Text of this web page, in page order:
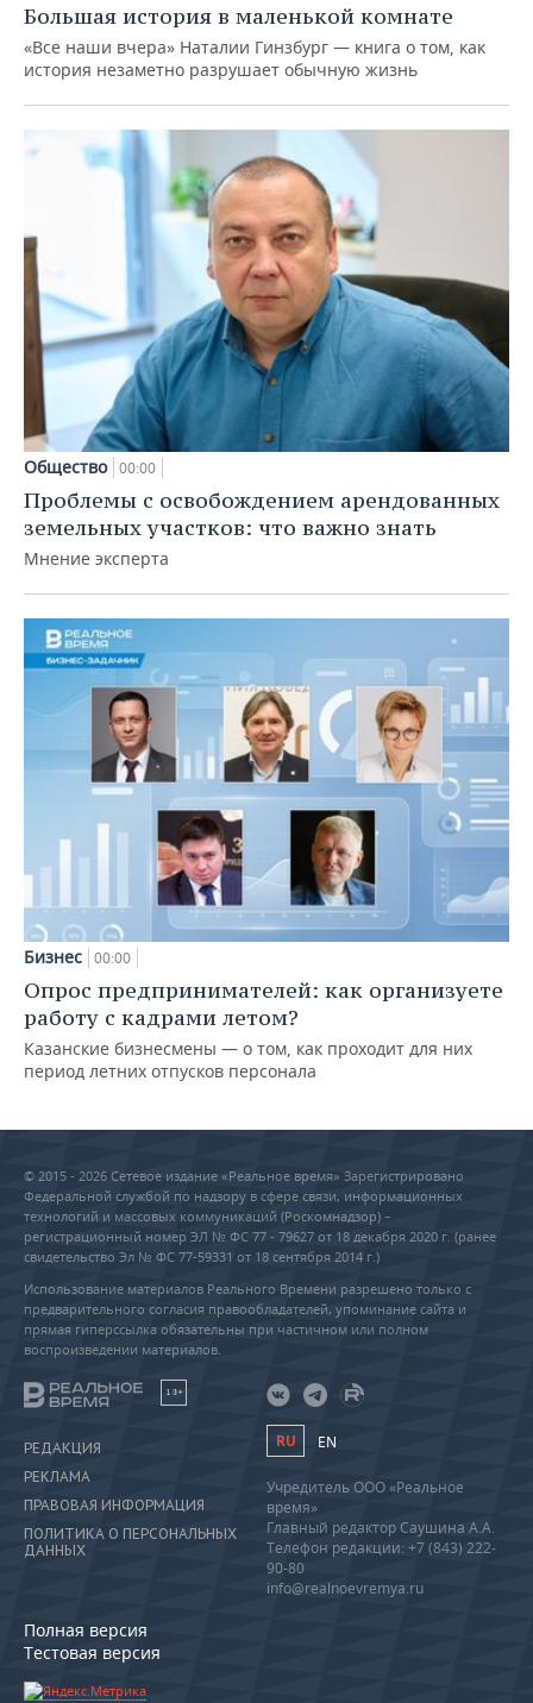
Большая история в маленькой комнате
«Все наши вчера» Наталии Гинзбург — книга о том, как
история незаметно разрушает обычную жизнь
Общество 00:00
Проблемы с освобождением арендованных
земельных участков: что важно знать
Мнение эксперта
Бизнес 00:00
Опрос предпринимателей: как организуете
работу с кадрами летом?
Казанские бизнесмены — о том, как проходит для них
период летних отпусков персонала
© 2015 - 2026 Сетевое издание «Реальное время» Зарегистрировано
Федеральной службой по надзору в сфере связи, информационных
технологий и массовых коммуникаций (Роскомнадзор) –
регистрационный номер ЭЛ № ФС 77 - 79627 от 18 декабря 2020 г. (ранее
свидетельство Эл № ФС 77-59331 от 18 сентября 2014 г.)
Использование материалов Реального Времени разрешено только с
предварительного согласия правообладателей, упоминание сайта и
прямая гиперссылка обязательны при частичном или полном
воспроизведении материалов.
18+
РЕДАКЦИЯ
РЕКЛАМА
ПРАВОВАЯ ИНФОРМАЦИЯ
ПОЛИТИКА О ПЕРСОНАЛЬНЫХ
ДАННЫХ
Полная версия
Тестовая версия
RU EN
Учредитель ООО «Реальное
время»
Главный редактор Саушина А.А.
Телефон редакции: +7 (843) 222-
90-80
info@realnoevremya.ru